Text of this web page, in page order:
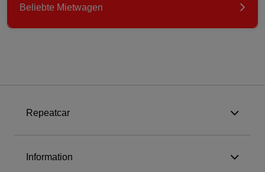
Beliebte Mietwagen
Repeatcar
Information